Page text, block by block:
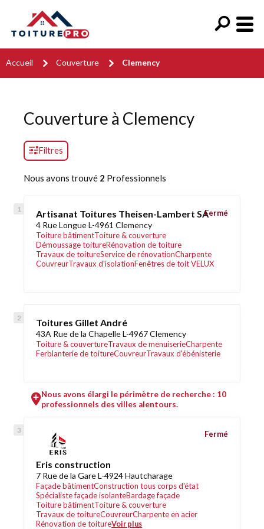
Accueil Couverture Clemency
Couverture à Clemency
Filtres
Nous avons trouvé 2 Professionnels
Artisanat Toitures Theisen-Lambert SA
4 Rue Longue L-4961 Clemency
Toiture bâtimentToiture & couverture
Démoussage toitureRénovation de toiture
Travaux de toitureService de rénovationCharpente
CouvreurTravaux d'isolationFenêtres de toit VELUX
Fermé
Toitures Gillet André
43A Rue de la Chapelle L-4967 Clemency
Toiture & couvertureTravaux de menuiserieCharpente
Ferblanterie de toitureCouvreurTravaux d'ébénisterie
Nous avons élargi le périmètre de recherche : 10
professionnels des villes alentours.
Eris construction
7 Rue de la Gare L-4924 Hautcharage
Façade bâtimentConstruction tous corps d'état
Spécialiste façade isolanteBardage façade
Toiture bâtimentToiture & couverture
Travaux de toitureCouvreurCharpente en acier
Rénovation de toitureVoir plus
Fermé